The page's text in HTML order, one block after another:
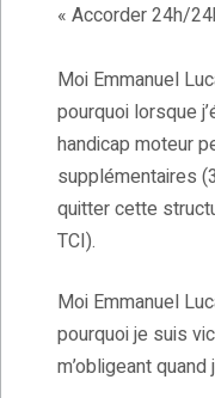
« Accorder 24h/
Moi Emmanuel
pourquoi lorsque
handicap moteur
supplémentaires
quitter cette
TCI).
Moi Emmanuel
pourquoi je suis
m’obligeant